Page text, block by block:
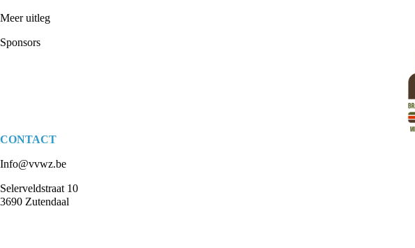
Meer uitleg
Sponsors
CONTACT
Info@vvwz.be
Selerveldstraat 10
3690 Zutendaal